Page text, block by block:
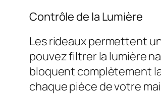
Contrôle de la Lumière
Les rideaux permettent
pouvez filtrer la lumière
bloquent complètement
chaque pièce de votre